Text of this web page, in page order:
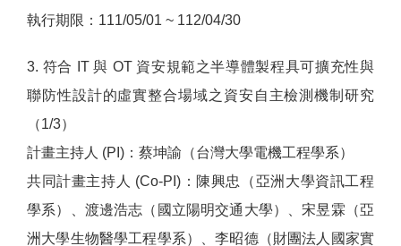
執行期限：111/05/01 ~ 112/04/30
3. 符合 IT 與 OT 資安規範之半導體製程具可擴充性與
聯防性設計的虛實整合場域之資安自主檢測機制研究
（1/3）
計畫主持人 (PI)：蔡坤諭（台灣大學電機工程學系）
共同計畫主持人 (Co-PI)：陳興忠（亞洲大學資訊工程
學系）、渡邊浩志（國立陽明交通大學）、宋昱霖（亞
洲大學生物醫學工程學系）、李昭德（財團法人國家實